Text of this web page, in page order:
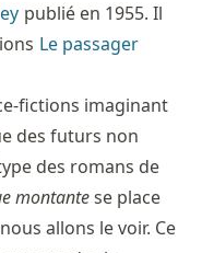
publié en 1955. Il
Le passager
fictions imaginant
des futurs non
des romans de
montantese place
allons le voir. Ce